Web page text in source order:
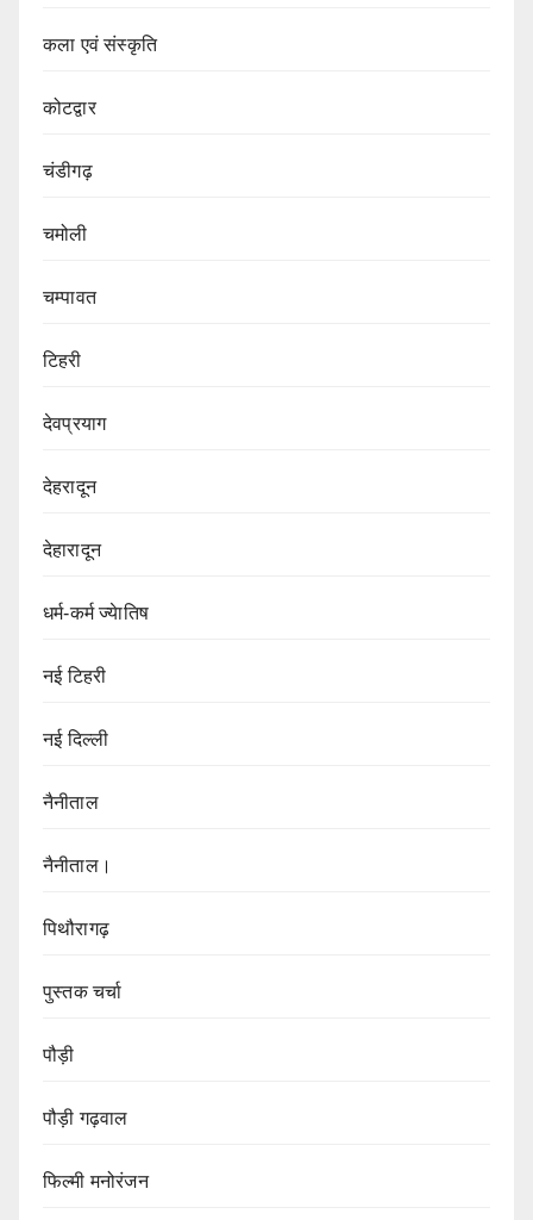
कला एवं संस्कृति
कोटद्वार
चंडीगढ़
चमोली
चम्पावत
टिहरी
देवप्रयाग
देहरादून
देहारादून
धर्म-कर्म ज्येातिष
नई टिहरी
नई दिल्ली
नैनीताल
नैनीताल।
पिथौरागढ़
पुस्तक चर्चा
पौड़ी
पौड़ी गढ़वाल
फिल्मी मनोरंजन